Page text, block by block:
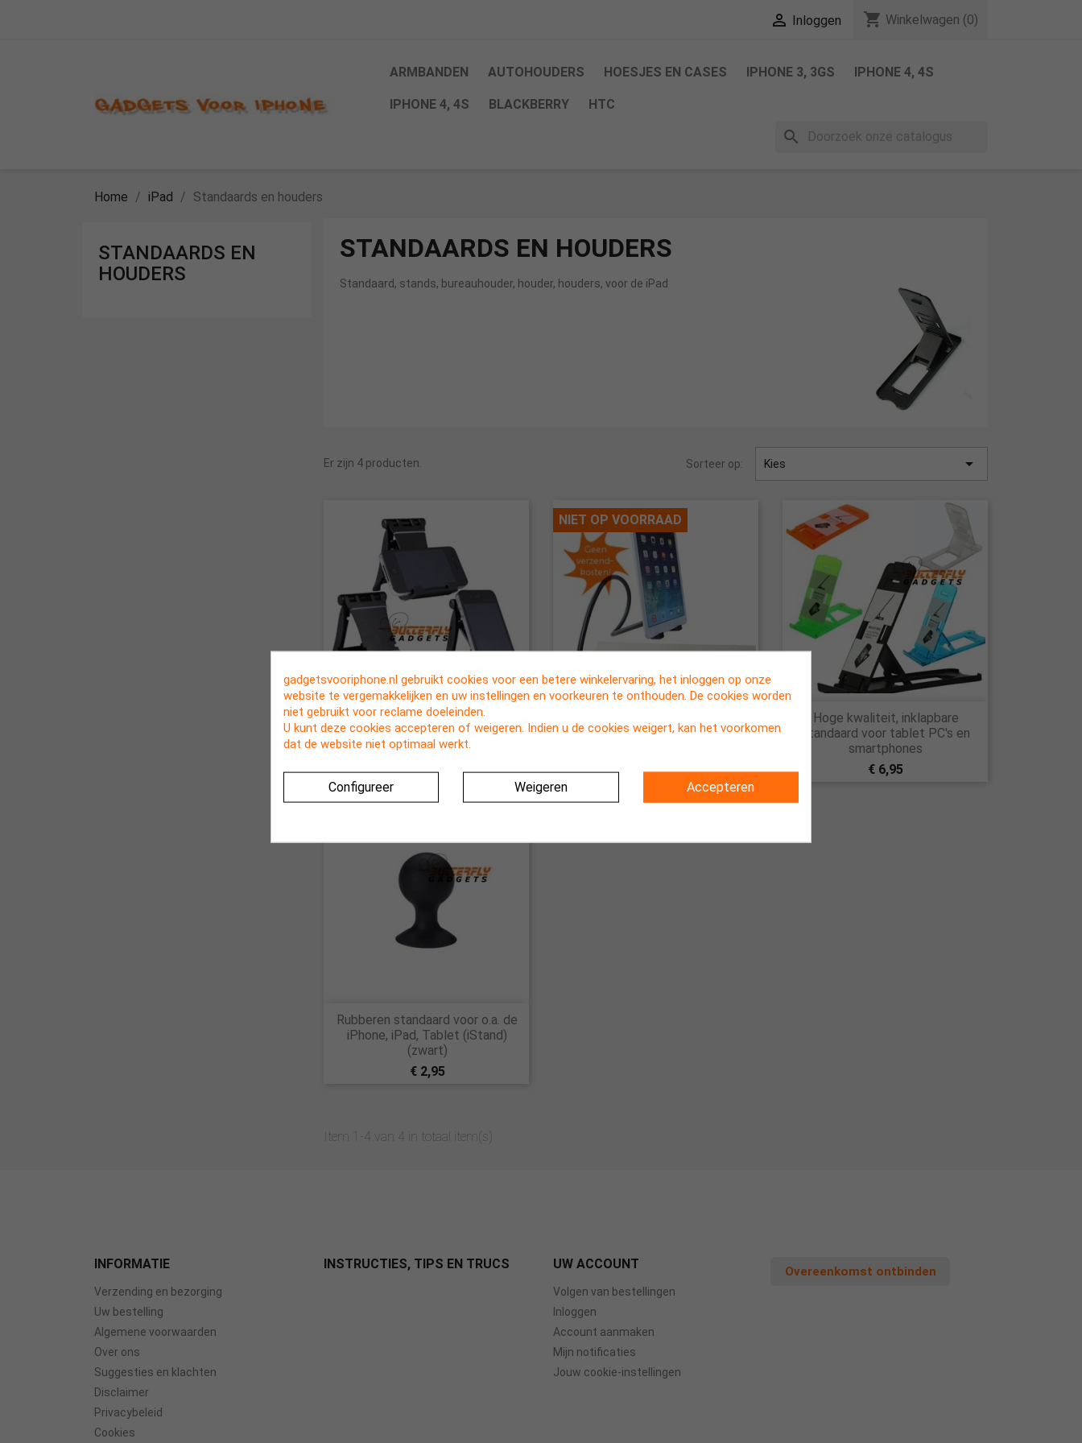
 Inloggen shopping_cart Winkelwagen (0)
ARMBANDEN AUTOHOUDERS HOESJES EN CASES IPHONE 3, 3GS IPHONE 4, 4S
IPHONE 4, 4S BLACKBERRY HTC
search
Home iPad Standaards en houders
STANDAARDS EN
HOUDERS
STANDAARDS EN HOUDERS
Standaard, stands, bureauhouder, houder, houders, voor de iPad
Er zijn 4 producten. Sorteer op: Kies 
Snel bekijken
Inklapbare bureauhouder voor de
iPhone 6, 6 Plus, 5, 5s, 5c en iPad

aan het bureau, bed, tafel of plank
NIET OP VOORRAAD
Snel bekijken
Hoge kwaliteit, inklapbare
standaard voor tablet PC's en
smartphones
€ 6,95
Snel bekijken
Rubberen standaard voor o.a. de
iPhone, iPad, Tablet (iStand)
(zwart)
€ 2,95
Item 1-4 van 4 in totaal item(s)
INFORMATIE
Verzending en bezorging
Uw bestelling
Algemene voorwaarden
Over ons
Suggesties en klachten
Disclaimer
Privacybeleid
Cookies
INSTRUCTIES, TIPS EN TRUCS UW ACCOUNT
Volgen van bestellingen
Inloggen
Account aanmaken
Mijn notificaties
Jouw cookie-instellingen
Overeenkomst ontbinden
gadgetsvooriphone.nl gebruikt cookies voor een betere winkelervaring, het inloggen op onze
website te vergemakkelijken en uw instellingen en voorkeuren te onthouden. De cookies worden
niet gebruikt voor reclame doeleinden.
U kunt deze cookies accepteren of weigeren. Indien u de cookies weigert, kan het voorkomen
dat de website niet optimaal werkt.
Configureer Weigeren Accepteren